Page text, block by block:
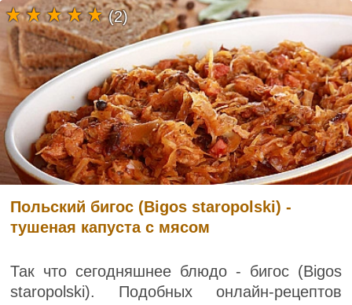
Польский бигос (Bigos staropolski) -
тушеная капуста с мясом
Так что сегодняшнее блюдо - бигос (Bigos
staropolski). Подобных онлайн-рецептов
(2)